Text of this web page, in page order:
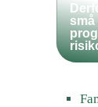
små